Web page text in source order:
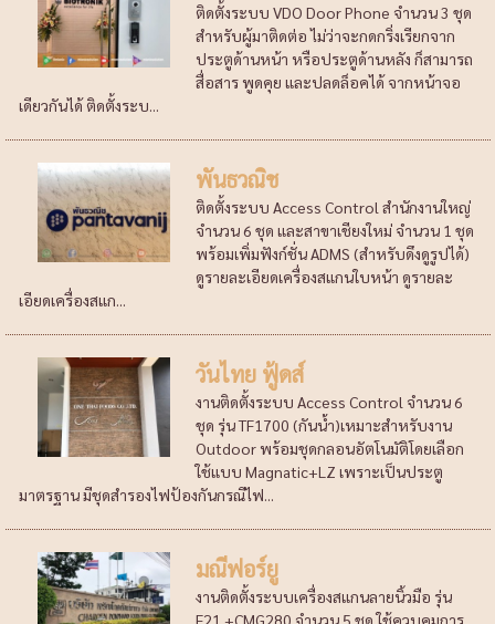
ติดตั้งระบบ VDO Door Phone จำนวน 3 ชุด
สำหรับผู้มาติดต่อ ไม่ว่าจะกดกริ่งเรียกจาก
ประตูด้านหน้า หรือประตูด้านหลัง ก็สามารถ
สื่อสาร พูดคุย และปลดล็อคได้ จากหน้าจอ
เดียวกันได้ ติดตั้งระบ...
พันธวณิช
ติดตั้งระบบ Access Control สำนักงานใหญ่
จำนวน 6 ชุด และสาขาเชียงใหม่ จำนวน 1 ชุด
พร้อมเพิ่มฟังก์ชั่น ADMS (สำหรับดึงดูรูปได้)
ดูรายละเอียดเครื่องสแกนใบหน้า ดูรายละ
เอียดเครื่องสแก...
วันไทย ฟู้ดส์
งานติดตั้งระบบ Access Control จำนวน 6
ชุด รุ่น TF1700 (กันน้ำ)เหมาะสำหรับงาน
Outdoor พร้อมชุดกลอนอัตโนมัติโดยเลือก
ใช้แบบ Magnatic+LZ เพราะเป็นประตู
มาตรฐาน มีชุดสำรองไฟป้องกันกรณีไฟ...
มณีฟอร์ยู
งานติดตั้งระบบเครื่องสแกนลายนิ้วมือ รุ่น
F21 +CMG280 จำนวน 5 ชุด ใช้ควบคุมการ